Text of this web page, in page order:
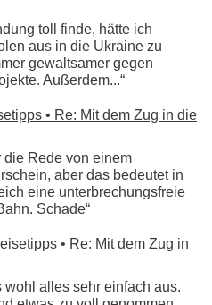
toll finde, hätte ich
aus in die Ukraine zu
gewaltsamer gegen
Außerdem...“
• Re: Mit dem Zug in die
die Rede von einem
aber das bedeutet in
eine unterbrechungsfreie
Schade“
• Re: Mit dem Zug in
wohl alles sehr einfach aus.